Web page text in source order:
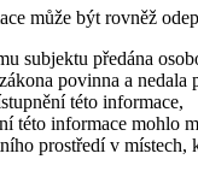
může být rovněž
subjektu předána
povinna a nedala
této informace,
této informace mohlo
prostředí v místech,